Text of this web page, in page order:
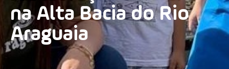
na Alta Bacia do Rio
Araguaia